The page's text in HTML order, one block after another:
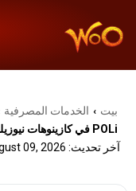
بيت › الخدمات المصرفية ›
POLi في كازينوهات نيوزيلندا
آخر تحديث: August 09, 2026